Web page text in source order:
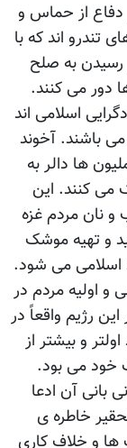
دفاع از حماس و
تندرو اند که با
رسیدن به صلح
دور می کنند.
اسلامی اند
باشند. آخوند
ها دالر به
می کنند. این
نان مردم غزه
و تهیه موشک
اسلامی می شود.
اولیه مردم در
رژیم واقعاً در
و بیشتر از
خود می بود.
بانی آن ادعا
خاطره ی
ها و خلاف کاری